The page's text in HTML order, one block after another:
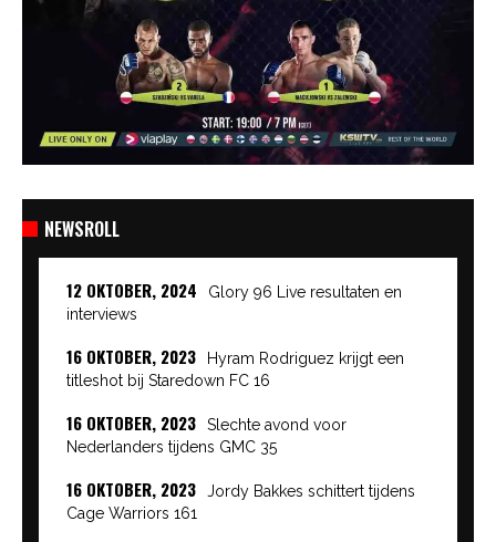
NEWSROLL
12 OKTOBER, 2024
Glory 96 Live resultaten en
interviews
16 OKTOBER, 2023
Hyram Rodriguez krijgt een
titleshot bij Staredown FC 16
16 OKTOBER, 2023
Slechte avond voor
Nederlanders tijdens GMC 35
16 OKTOBER, 2023
Jordy Bakkes schittert tijdens
Cage Warriors 161